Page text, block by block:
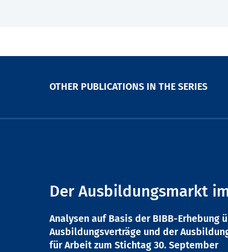
OTHER PUBLICATIONS IN THE SERIES
Der Ausbildungsmarkt
Analysen auf Basis der BIBB-Erhebung
Ausbildungsverträge und der
für Arbeit zum Stichtag 30. September